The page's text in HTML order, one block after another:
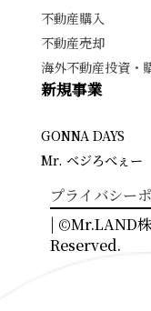
不動産購入
不動産売却
海外不動産投資・
新規事業
GONNA DAYS
Mr. ベジろべぇー
プライバシー
| ©Mr.LAND
Reserved.